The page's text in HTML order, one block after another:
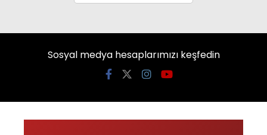
Sosyal medya hesaplarımızı keşfedin